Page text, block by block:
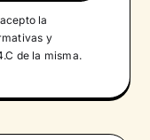
la
y
de la misma.